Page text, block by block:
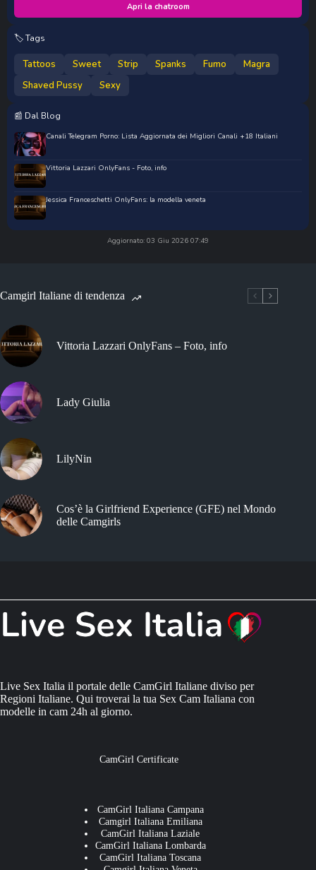
Apri la chatroom
🏷️ Tags
Tattoos Sweet Strip Spanks Fumo
Magra
Shaved Pussy
Sexy
📰 Dal Blog
Canali Telegram Porno: Lista Aggiornata dei Migliori Canali +18 Italiani
Vittoria Lazzari OnlyFans - Foto, info
Jessica Franceschetti OnlyFans: la modella veneta
Aggiornato: 03 Giu 2026 07:49
Camgirl Italiane di tendenza
Vittoria Lazzari OnlyFans – Foto, info
Lady Giulia
LilyNin
Cos’è la Girlfriend Experience (GFE) nel Mondo
delle Camgirls
Live Sex Italia il portale delle CamGirl Italiane diviso per
Regioni Italiane. Qui troverai la tua Sex Cam Italiana con
modelle in cam 24h al giorno.
CamGirl Certificate
CamGirl Italiana Campana
Camgirl Italiana Emiliana
CamGirl Italiana Laziale
CamGirl Italiana Lombarda
CamGirl Italiana Toscana